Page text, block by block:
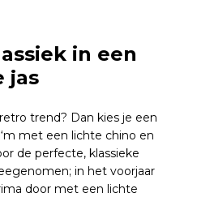
in een
jas
trend? Dan kies je een
met een lichte chino en
de perfecte, klassieke
in het voorjaar
door met een lichte